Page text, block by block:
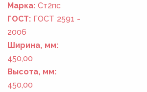
Марка: Ст2пс
ГОСТ: ГОСТ 2591 -
2006
Ширина, мм:
450,00
Высота, мм:
450,00